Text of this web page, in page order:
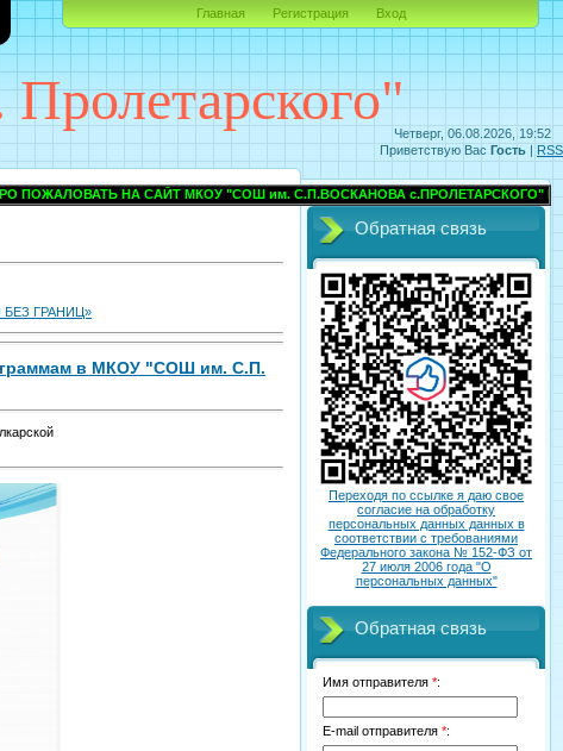
Четверг, 06.08.2026, 19:52
Главная Регистрация Вход
Приветствую Вас Гость | RSS
НА САЙТ МКОУ "СОШ им. С.П.ВОСКАНОВА с.ПРОЛЕТАРСКОГО"
ГРАНИЦ»
в МКОУ "СОШ им. С.П.
Обратная связь
Переходя по ссылке я даю свое
согласие на обработку
персональных данных данных в
соответствии с требованиями
Федерального закона № 152-ФЗ от
27 июля 2006 года "О
персональных данных"
Обратная связь
Имя отправителя *:
E-mail отправителя *: